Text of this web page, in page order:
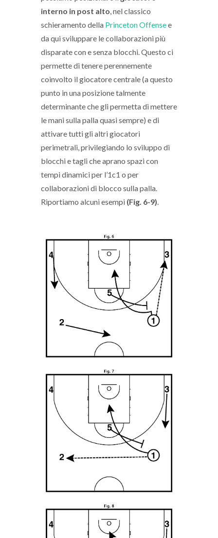
interno in post alto, nel classico
schieramento della Princeton Offensee
da qui sviluppare le collaborazioni più
disparate con e senza blocchi. Questo ci
permette di tenere perennemente
coinvolto il giocatore centrale (a questo
punto in una posizione talmente
determinante che gli permetta di mettere
le mani sulla palla quasi sempre) e di
attivare tutti gli altri giocatori
perimetrali, privilegiando lo sviluppo di
blocchi e tagli che aprano spazi con
tempi dinamici per l’1c1 o per
collaborazioni di blocco sulla palla.
Riportiamo alcuni esempi (Fig. 6-9).